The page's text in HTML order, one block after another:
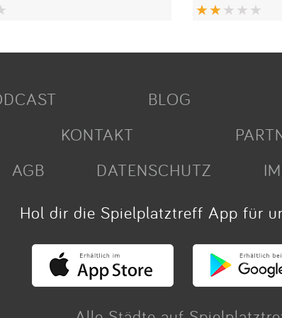
BLOG
KONTAKT
AGB
DATENSCHUTZ
Hol dir die Spielplatztreff App für